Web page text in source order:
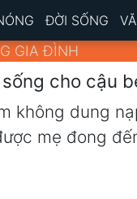
ĐỜI SỐNG
GIA ĐÌNH
cho cậu
không dung
mẹ đong